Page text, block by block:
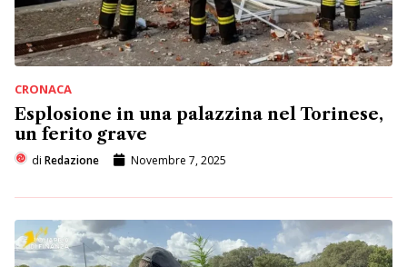
CRONACA
Esplosione in una palazzina nel Torinese,
un ferito grave
di Redazione Novembre 7, 2025